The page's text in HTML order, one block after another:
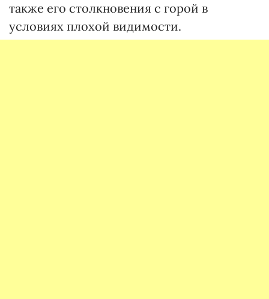
также его столкновения с горой в
условиях плохой видимости.